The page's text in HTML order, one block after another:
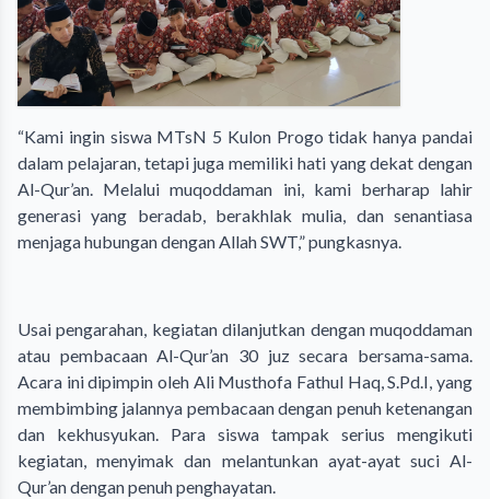
“Kami ingin siswa MTsN 5 Kulon Progo tidak hanya pandai
dalam pelajaran, tetapi juga memiliki hati yang dekat dengan
Al-Qur’an. Melalui muqoddaman ini, kami berharap lahir
generasi yang beradab, berakhlak mulia, dan senantiasa
menjaga hubungan dengan Allah SWT,” pungkasnya.
Usai pengarahan, kegiatan dilanjutkan dengan muqoddaman
atau pembacaan Al-Qur’an 30 juz secara bersama-sama.
Acara ini dipimpin oleh Ali Musthofa Fathul Haq, S.Pd.I, yang
membimbing jalannya pembacaan dengan penuh ketenangan
dan kekhusyukan. Para siswa tampak serius mengikuti
kegiatan, menyimak dan melantunkan ayat-ayat suci Al-
Qur’an dengan penuh penghayatan.